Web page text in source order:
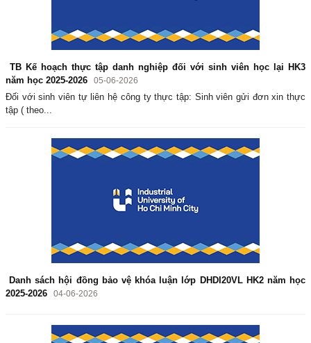
TB Kế hoạch thực tập danh nghiệp đối với sinh viên học lại HK3
năm học 2025-2026
05-06-2026
Đối với sinh viên tự liên hệ công ty thực tập: Sinh viên gửi đơn xin thực
tập ( theo...
Danh sách hội đồng bảo vệ khóa luận lớp DHDI20VL HK2 năm học
2025-2026
04-06-2026